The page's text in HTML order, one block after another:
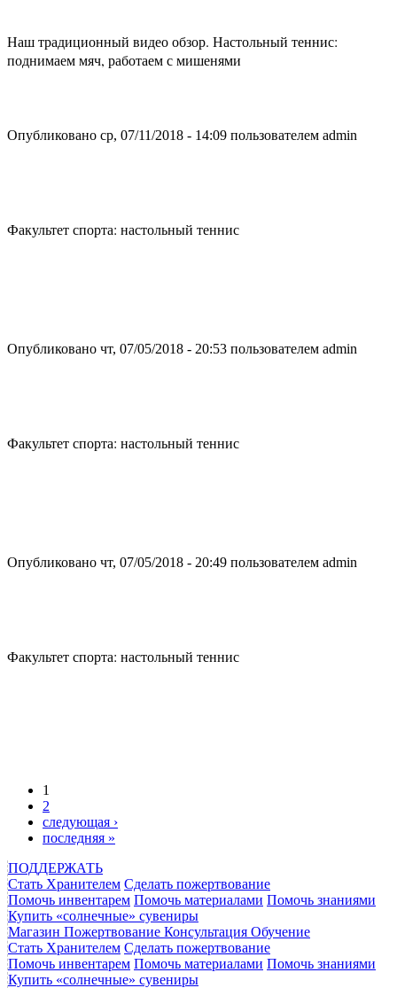
Наш традиционный видео обзор. Настольный теннис:
поднимаем мяч, работаем с мишенями
Опубликовано ср, 07/11/2018 - 14:09 пользователем admin
Факультет спорта: настольный теннис
Опубликовано чт, 07/05/2018 - 20:53 пользователем admin
Факультет спорта: настольный теннис
Опубликовано чт, 07/05/2018 - 20:49 пользователем admin
Факультет спорта: настольный теннис
Страницы
1
2
следующая ›
последняя »
ПОДДЕРЖАТЬ
Стать Хранителем Сделать пожертвование
Помочь инвентарем Помочь материалами Помочь знаниями
Купить «солнечные» сувениры
Магазин Пожертвование Консультация Обучение
Стать Хранителем Сделать пожертвование
Помочь инвентарем Помочь материалами Помочь знаниями
Купить «солнечные» сувениры